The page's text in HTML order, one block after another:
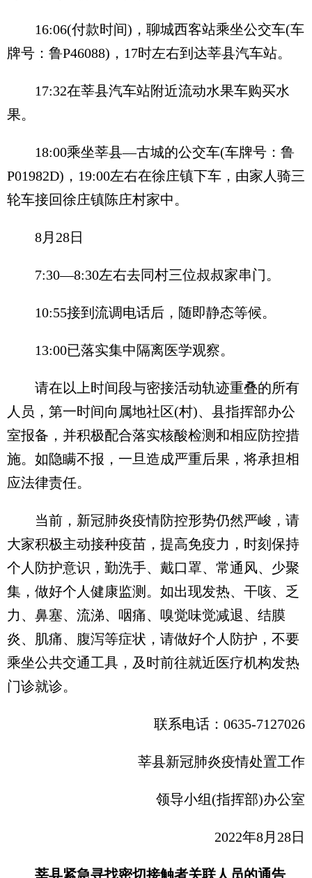
16:06(付款时间)，聊城西客站乘坐公交车(车
牌号：鲁P46088)，17时左右到达莘县汽车站。
17:32在莘县汽车站附近流动水果车购买水
果。
18:00乘坐莘县—古城的公交车(车牌号：鲁
P01982D)，19:00左右在徐庄镇下车，由家人骑三
轮车接回徐庄镇陈庄村家中。
8月28日
7:30—8:30左右去同村三位叔叔家串门。
10:55接到流调电话后，随即静态等候。
13:00已落实集中隔离医学观察。
请在以上时间段与密接活动轨迹重叠的所有
人员，第一时间向属地社区(村)、县指挥部办公
室报备，并积极配合落实核酸检测和相应防控措
施。如隐瞒不报，一旦造成严重后果，将承担相
应法律责任。
当前，新冠肺炎疫情防控形势仍然严峻，请
大家积极主动接种疫苗，提高免疫力，时刻保持
个人防护意识，勤洗手、戴口罩、常通风、少聚
集，做好个人健康监测。如出现发热、干咳、乏
力、鼻塞、流涕、咽痛、嗅觉味觉减退、结膜
炎、肌痛、腹泻等症状，请做好个人防护，不要
乘坐公共交通工具，及时前往就近医疗机构发热
门诊就诊。
联系电话：0635-7127026
莘县新冠肺炎疫情处置工作
领导小组(指挥部)办公室
2022年8月28日
莘县紧急寻找密切接触者关联人员的通告